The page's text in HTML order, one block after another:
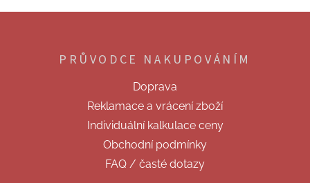
PRŮVODCE NAKUPOVÁNÍM
Doprava
Reklamace a vrácení zboží
Individuální kalkulace ceny
Obchodní podmínky
FAQ / časté dotazy